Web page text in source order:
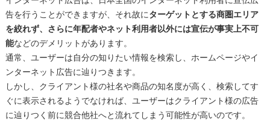
告を行うことができますが、それ故にターゲットとする商圏エリア
を絞れず、さらに年配者やネット利用者以外には宣伝が事実上不可
能などのデメリットがあります。
通常、ユーザーは自分の知りたい情報を検索し、ホームページやイ
ンターネット広告に辿りつきます。
しかし、クライアント様の社名や商品の知名度が高く、検索してす
ぐに表示されるようでなければ、ユーザーはクライアント様の広告
に辿りつく前に競合他社へと流れてしまう可能性が高いのです。